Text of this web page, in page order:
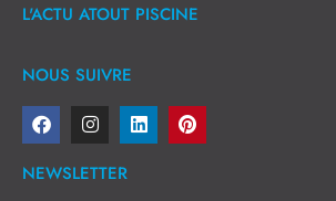
L'ACTU ATOUT PISCINE
NOUS SUIVRE
NEWSLETTER